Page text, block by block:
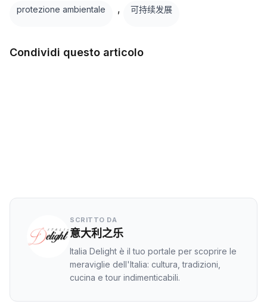
protezione ambientale , 可持续发展
Condividi questo articolo
SCRITTO DA
意大利之乐
Italia Delight è il tuo portale per scoprire le
meraviglie dell'Italia: cultura, tradizioni,
cucina e tour indimenticabili.